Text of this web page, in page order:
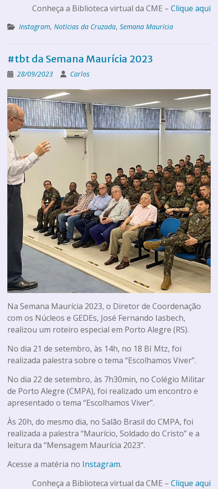
Conheça a Biblioteca virtual da CME – Clique aqui
Instagram, Notícias da Cruzada, Semana Maurícia
#tbt da Semana Maurícia 2023
28/09/2023 Carlos
Na Semana Maurícia 2023, o Diretor de Coordenação
com os Núcleos e GEDEs, José Fernando Iasbech,
realizou um roteiro especial em Porto Alegre (RS).
No dia 21 de setembro, às 14h, no 18 BI Mtz, foi
realizada palestra sobre o tema “Escolhamos Viver”.
No dia 22 de setembro, às 7h30min, no Colégio Militar
de Porto Alegre (CMPA), foi realizado um encontro e
apresentado o tema “Escolhamos Viver”.
Às 20h, do mesmo dia, no Salão Brasil do CMPA, foi
realizada a palestra “Maurício, Soldado do Cristo” e a
leitura da “Mensagem Maurícia 2023”.
Acesse a matéria no Instagram.
Conheça a Biblioteca virtual da CME – Clique aqui